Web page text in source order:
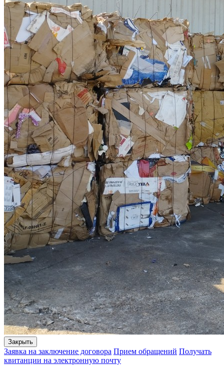
Закрыть
Заявка на заключение договора Прием обращений Получать
квитанции на электронную почту